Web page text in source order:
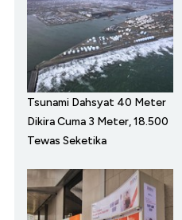
Tsunami Dahsyat 40 Meter
Dikira Cuma 3 Meter, 18.500
Tewas Seketika